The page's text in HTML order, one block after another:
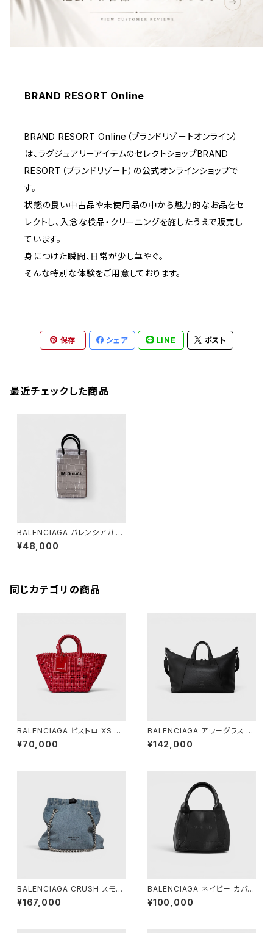
ウェア
BRAND RESORT Online
BRAND RESORT Online（ブランドリゾートオンライン）
は、ラグジュアリーアイテムのセレクトショップBRAND
RESORT（ブランドリゾート）の公式オンラインショップで
す。
状態の良い中古品や未使用品の中から魅力的なお品をセ
レクトし、入念な検品・クリーニングを施したうえで販売し
ています。
身につけた瞬間、日常が少し華やぐ。
そんな特別な体験をご用意しております。
保存 シェア LINE ポスト
最近チェックした商品
BALENCIAGA バレンシアガ シ
ョッピング フォンホルダー シル
バーパープル
¥48,000
同じカテゴリの商品
BALENCIAGA ビストロ XS バ
スケット レッド
¥70,000
BALENCIAGA アワーグラス ダ
ッフルバッグ ブラック
¥142,000
BALENCIAGA CRUSH スモー
ル トートバッグ デニム
¥167,000
BALENCIAGA ネイビー カバ X
S ブラック
¥100,000